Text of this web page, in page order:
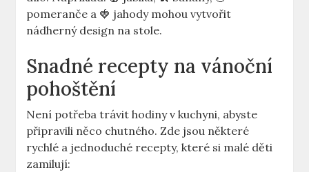
pomeranče a 🍓 jahody mohou vytvořit
nádherný design na stole.
Snadné recepty na vánoční
pohoštění
Není potřeba trávit hodiny v kuchyni, abyste
připravili něco chutného. Zde jsou některé
rychlé a jednoduché recepty, které si malé děti
zamilují: